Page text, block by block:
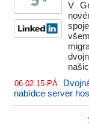
V
06.02.15-PÁ
nabídce server